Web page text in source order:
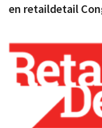
en retaildetail